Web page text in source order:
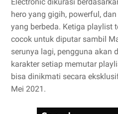
hero yang gigih, powerful,
yang berbeda. Ketiga playlist
cocok untuk diputar sambil
serunya lagi, pengguna akan
karakter setiap memutar
bisa dinikmati secara
Mei 2021.